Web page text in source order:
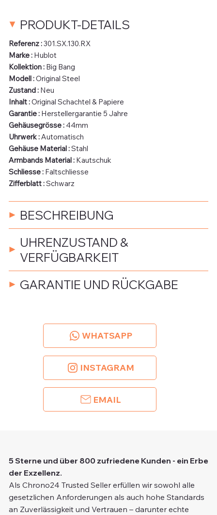
PRODUKT-DETAILS
Referenz :301.SX.130.RX
Marke : Hublot
Kollektion : Big Bang
Modell :Original Steel
Zustand : Neu
Inhalt :Original Schachtel & Papiere
Garantie :Herstellergarantie 5 Jahre
Gehäusegrösse : 44mm
Uhrwerk :Automatisch
Gehäuse Material :Stahl
Armbands Material : Kautschuk
Schliesse : Faltschliesse
Zifferblatt :Schwarz
BESCHREIBUNG
UHRENZUSTAND &
VERFÜGBARKEIT
GARANTIE UND RÜCKGABE
WHATSAPP
INSTAGRAM
EMAIL
5 Sterne und über 800 zufriedene Kunden - ein Erbe
der Exzellenz.
Als Chrono24 Trusted Seller erfüllen wir sowohl alle
gesetzlichen Anforderungen als auch hohe Standards
an Zuverlässigkeit und Vertrauen – darunter echte